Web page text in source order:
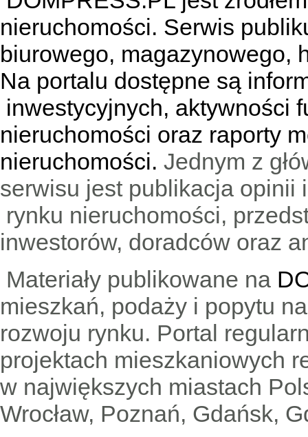
nieruchomości. Serwis
biurowego, magazynowego,
Na portalu dostępne są
inwestycyjnych, aktywności
nieruchomości oraz raporty
nieruchomości. Jednym z
serwisu jest publikacja
rynku nieruchomości,
inwestorów, doradców oraz
Materiały publikowane na
mieszkań, podaży i popytu
rozwoju rynku. Portal
projektach mieszkaniowych
w największych miastach
Wrocław, Poznań, Gdańsk,